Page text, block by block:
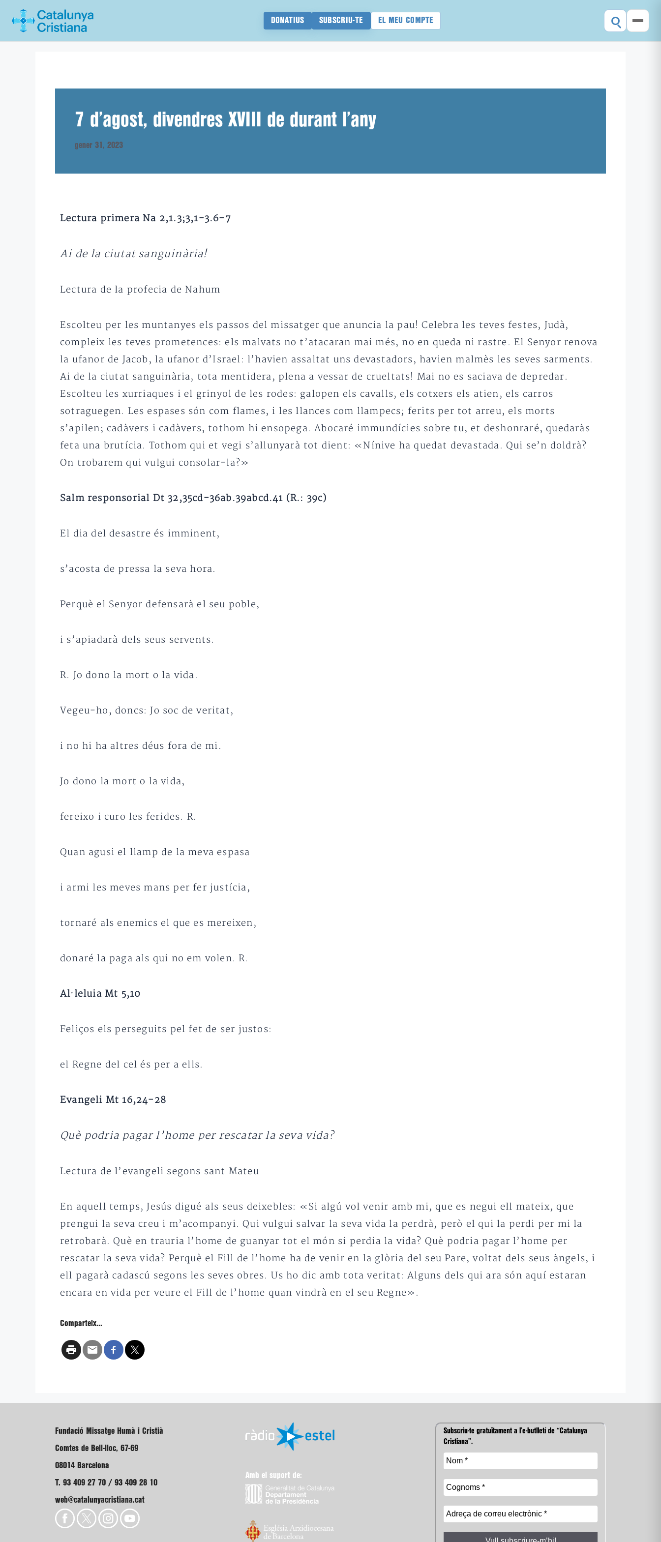
DONATIUS SUBSCRIU-TE EL MEU COMPTE
7 d’agost, divendres XVIII de durant l’any
gener 31, 2023
Lectura primera Na 2,1.3;3,1-3.6-7
Ai de la ciutat sanguinària!
Lectura de la profecia de Nahum
Escolteu per les muntanyes els passos del missatger que anuncia la pau! Celebra les teves festes, Judà,
compleix les teves prometences: els malvats no t’atacaran mai més, no en queda ni rastre. El Senyor renova
la ufanor de Jacob, la ufanor d’Israel: l’havien assaltat uns devastadors, havien malmès les seves sarments.
Ai de la ciutat sanguinària, tota mentidera, plena a vessar de crueltats! Mai no es saciava de depredar.
Escolteu les xurriaques i el grinyol de les rodes: galopen els cavalls, els cotxers els atien, els carros
sotraguegen. Les espases són com flames, i les llances com llampecs; ferits per tot arreu, els morts
s’apilen; cadàvers i cadàvers, tothom hi ensopega. Abocaré immundícies sobre tu, et deshonraré, quedaràs
feta una brutícia. Tothom qui et vegi s’allunyarà tot dient: «Nínive ha quedat devastada. Qui se’n doldrà?
On trobarem qui vulgui consolar-la?»
Salm responsorial Dt 32,35cd-36ab.39abcd.41 (R.: 39c)
El dia del desastre és imminent,
s’acosta de pressa la seva hora.
Perquè el Senyor defensarà el seu poble,
i s’apiadarà dels seus servents.
R. Jo dono la mort o la vida.
Vegeu-ho, doncs: Jo soc de veritat,
i no hi ha altres déus fora de mi.
Jo dono la mort o la vida,
fereixo i curo les ferides. R.
Quan agusi el llamp de la meva espasa
i armi les meves mans per fer justícia,
tornaré als enemics el que es mereixen,
donaré la paga als qui no em volen. R.
Al·leluia Mt 5,10
Feliços els perseguits pel fet de ser justos:
el Regne del cel és per a ells.
Evangeli Mt 16,24-28
Què podria pagar l’home per rescatar la seva vida?
Lectura de l’evangeli segons sant Mateu
En aquell temps, Jesús digué als seus deixebles: «Si algú vol venir amb mi, que es negui ell mateix, que
prengui la seva creu i m’acompanyi. Qui vulgui salvar la seva vida la perdrà, però el qui la perdi per mi la
retrobarà. Què en trauria l’home de guanyar tot el món si perdia la vida? Què podria pagar l’home per
rescatar la seva vida? Perquè el Fill de l’home ha de venir en la glòria del seu Pare, voltat dels seus àngels, i
ell pagarà cadascú segons les seves obres. Us ho dic amb tota veritat: Alguns dels qui ara són aquí estaran
encara en vida per veure el Fill de l’home quan vindrà en el seu Regne».
Comparteix...
Fundació Missatge Humà i Cristià
Comtes de Bell-lloc, 67-69
08014 Barcelona
T. 93 409 27 70 / 93 409 28 10
web@catalunyacristiana.cat
Amb el suport de:
Subscriu-te gratuïtament a l’e-butlletí de “Catalunya
Cristiana”.